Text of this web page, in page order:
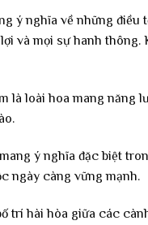
ý nghĩa về những
và mọi sự hanh
là loài hoa mang
ý nghĩa đặc biệt
ngày càng vững mạnh.
trí hài hòa giữa các